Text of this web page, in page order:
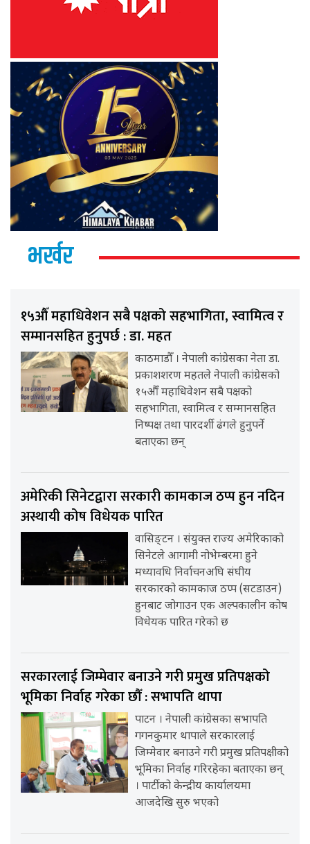
भर्खर
१५औँ महाधिवेशन सबै पक्षको सहभागिता, स्वामित्व र
सम्मानसहित हुनुपर्छ : डा. महत
काठमाडौँ । नेपाली कांग्रेसका नेता डा.
प्रकाशशरण महतले नेपाली कांग्रेसको
१५औँ महाधिवेशन सबै पक्षको
सहभागिता, स्वामित्व र सम्मानसहित
निष्पक्ष तथा पारदर्शी ढंगले हुनुपर्ने
बताएका छन्
अमेरिकी सिनेटद्वारा सरकारी कामकाज ठप्प हुन नदिन
अस्थायी कोष विधेयक पारित
वासिङ्टन । संयुक्त राज्य अमेरिकाको
सिनेटले आगामी नोभेम्बरमा हुने
मध्यावधि निर्वाचनअघि संघीय
सरकारको कामकाज ठप्प (सटडाउन)
हुनबाट जोगाउन एक अल्पकालीन कोष
विधेयक पारित गरेको छ
सरकारलाई जिम्मेवार बनाउने गरी प्रमुख प्रतिपक्षको
भूमिका निर्वाह गरेका छौँ : सभापति थापा
पाटन । नेपाली कांग्रेसका सभापति
गगनकुमार थापाले सरकारलाई
जिम्मेवार बनाउने गरी प्रमुख प्रतिपक्षीको
भूमिका निर्वाह गरिरहेका बताएका छन्
। पार्टीको केन्द्रीय कार्यालयमा
आजदेखि सुरु भएको